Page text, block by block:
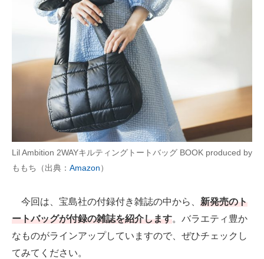
ITの今と未来を見通す
スマホと通信の最新トレンド
進化するPCとデバイスの未来
好きが集まる 比べて選べる
ビジネスと働き方のヒント
AI活用のいまが分かる
企業ITのトレンドを詳説
マーケ×ITの今がよく分かる
ITエンジニア向け専門サイト
Lil Ambition 2WAYキルティングトートバッグ BOOK produced by
ももち（出典： Amazon）
今回は、宝島社の付録付き雑誌の中から、 新発売のト
ートバッグが付録の雑誌を紹介します。バラエティ豊か
なものがラインアップしていますので、ぜひチェックし
てみてください。